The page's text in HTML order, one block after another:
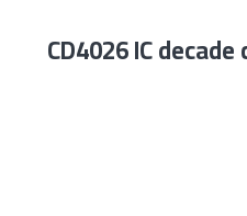
CD4026 IC